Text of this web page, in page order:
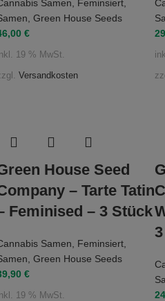
Samen, Feminsiert,
, Green House Seeds
€
19 % MwSt.
Versandkosten
House Seed
– Tarte Tatin
Feminised – 3 Stück
Samen Feminsiert
Green House Seeds
€
19 % MwSt.